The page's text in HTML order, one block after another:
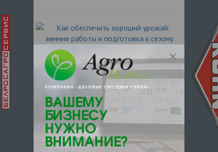
5. Ремонт и обслуживание
техники
Зимой есть время для проверки и ремонта
сельскохозяйственного оборудования. Это
включает:
техническое обслуживание
тракторов, плугов, сеялок;